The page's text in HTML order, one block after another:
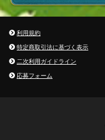
利用規約
特定商取引法に基づく表示
二次利用ガイドライン
応募フォーム